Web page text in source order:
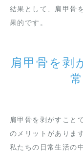
結果として、肩甲骨
果的です。
肩甲骨を剥
肩甲骨を剥がすこと
のメリットがあります
私たちの日常生活の